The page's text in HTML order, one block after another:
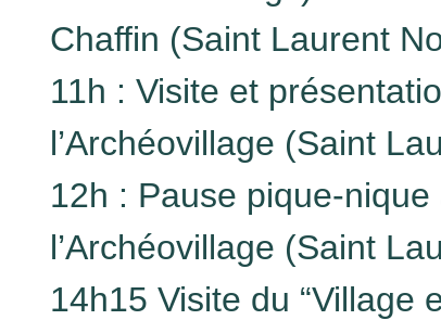
Chaffin (Saint Laurent
11h : Visite et
l’Archéovillage (Saint
12h : Pause pique-nique
l’Archéovillage (Saint
14h15 Visite du “Village